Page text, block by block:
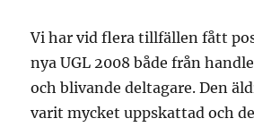
Vi har vid flera tillfällen fått
nya UGL 2008 både från
och blivande deltagare. Den
varit mycket uppskattad och